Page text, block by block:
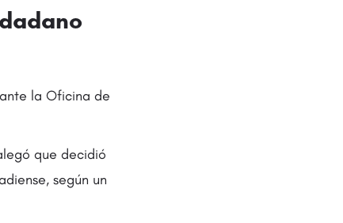
la Oficina de
que decidió
según un